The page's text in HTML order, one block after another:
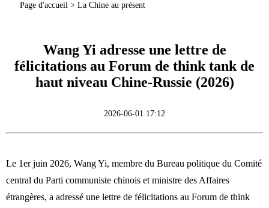
Page d'accueil > La Chine au présent
Wang Yi adresse une lettre de
félicitations au Forum de think tank de
haut niveau Chine-Russie (2026)
2026-06-01 17:12
Le 1er juin 2026, Wang Yi, membre du Bureau politique du Comité
central du Parti communiste chinois et ministre des Affaires
étrangères, a adressé une lettre de félicitations au Forum de think